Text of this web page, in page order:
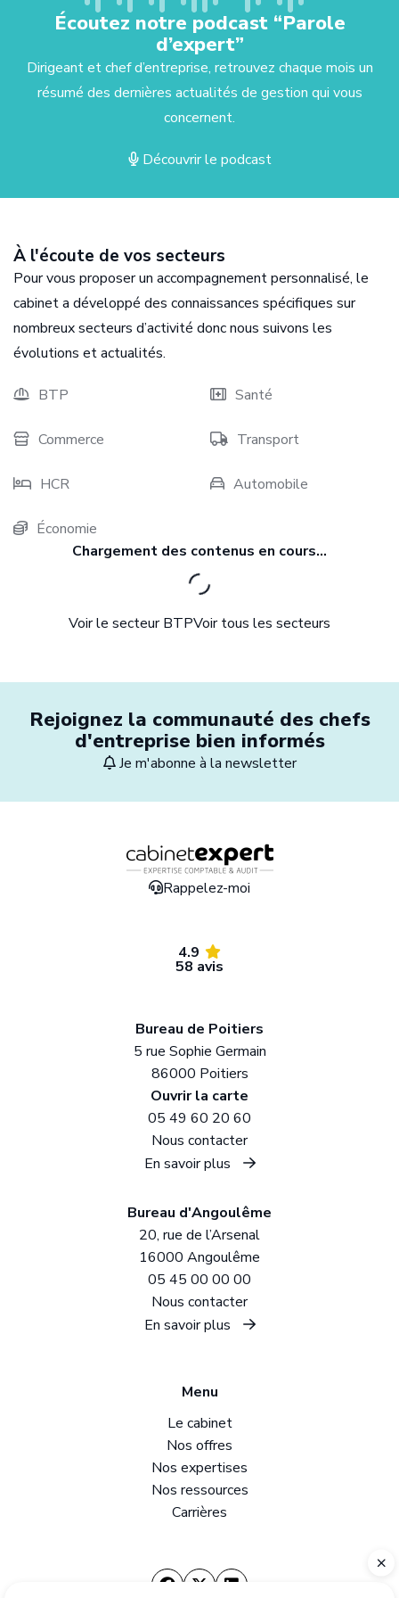
Écoutez notre podcast “Parole
d’expert”
Dirigeant et chef d’entreprise, retrouvez chaque mois un
résumé des dernières actualités de gestion qui vous
concernent.
Découvrir le podcast
À l'écoute de vos secteurs
Pour vous proposer un accompagnement personnalisé, le
cabinet a développé des connaissances spécifiques sur
nombreux secteurs d’activité donc nous suivons les
évolutions et actualités.
BTP Santé
Commerce Transport
HCR Automobile
Économie
Voir le secteur BTPVoir tous les secteurs
Rejoignez la communauté des chefs
d'entreprise bien informés
Je m'abonne à la newsletter
Rappelez-moi
Bureau de Poitiers
5 rue Sophie Germain
86000 Poitiers
Ouvrir la carte
05 49 60 20 60
Nous contacter
En savoir plus
Bureau d'Angoulême
20, rue de l’Arsenal
16000 Angoulême
05 45 00 00 00
Nous contacter
En savoir plus
Menu
Le cabinet
Nos offres
Nos expertises
Nos ressources
Carrières
4.9
58 avis